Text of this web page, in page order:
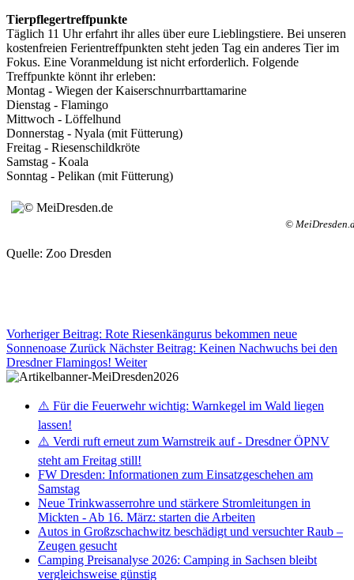
Tierpflegertreffpunkte
Täglich 11 Uhr erfahrt ihr alles über eure Lieblingstiere. Bei unseren
kostenfreien Ferientreffpunkten steht jeden Tag ein anderes Tier im
Fokus. Eine Voranmeldung ist nicht erforderlich. Folgende
Treffpunkte könnt ihr erleben:
Montag - Wiegen der Kaiserschnurrbarttamarine
Dienstag - Flamingo
Mittwoch - Löffelhund
Donnerstag - Nyala (mit Fütterung)
Freitag - Riesenschildkröte
Samstag - Koala
Sonntag - Pelikan (mit Fütterung)
©
Quelle: Zoo Dresden
Vorheriger Beitrag: Rote Riesenkängurus bekommen neue
Sonnenoase Zurück Nächster Beitrag: Keinen Nachwuchs bei den
Dresdner Flamingos! Weiter
⚠️ Für die Feuerwehr wichtig: Warnkegel im Wald liegen
lassen!
⚠️ Verdi ruft erneut zum Warnstreik auf - Dresdner ÖPNV
steht am Freitag still!
FW Dresden: Informationen zum Einsatzgeschehen am
Samstag
Neue Trinkwasserrohre und stärkere Stromleitungen in
Mickten - Ab 16. März: starten die Arbeiten
Autos in Großzschachwitz beschädigt und versuchter Raub –
Zeugen gesucht
Camping Preisanalyse 2026: Camping in Sachsen bleibt
vergleichsweise günstig